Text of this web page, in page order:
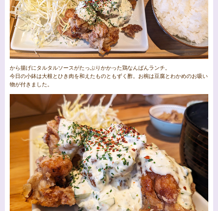
から揚げにタルタルソースがたっぷりかかった鶏なんばんランチ。
今日の小鉢は大根とひき肉を和えたものともずく酢。お椀は豆腐とわかめのお吸い
物が付きました。